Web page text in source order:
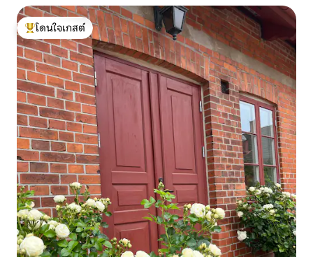
โดนใจเกสต์ที่สุด
โดนใจเกสต์